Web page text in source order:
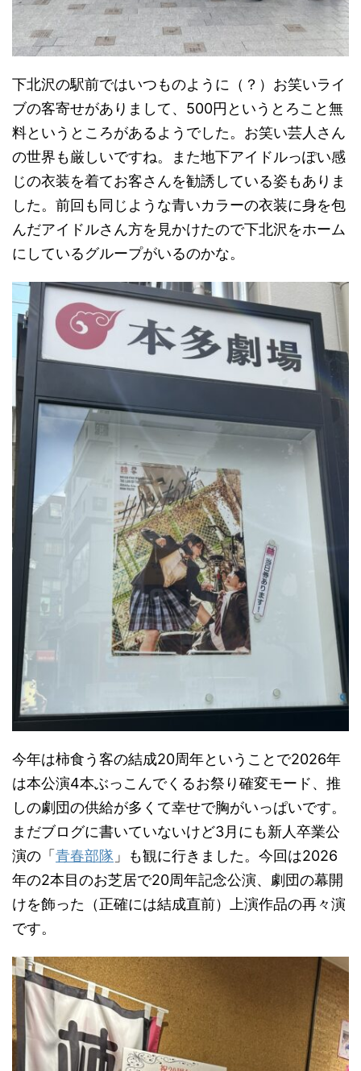
下北沢の駅前ではいつものように（？）お笑いライ
ブの客寄せがありまして、500円というとろこと無
料というところがあるようでした。お笑い芸人さん
の世界も厳しいですね。また地下アイドルっぽい感
じの衣装を着てお客さんを勧誘している姿もありま
した。前回も同じような青いカラーの衣装に身を包
んだアイドルさん方を見かけたので下北沢をホーム
にしているグループがいるのかな。
今年は柿食う客の結成20周年ということで2026年
は本公演4本ぶっこんでくるお祭り確変モード、推
しの劇団の供給が多くて幸せで胸がいっぱいです。
まだブログに書いていないけど3月にも新人卒業公
演の「青春部隊 」も観に行きました。今回は2026
年の2本目のお芝居で20周年記念公演、劇団の幕開
けを飾った（正確には結成直前）上演作品の再々演
です。